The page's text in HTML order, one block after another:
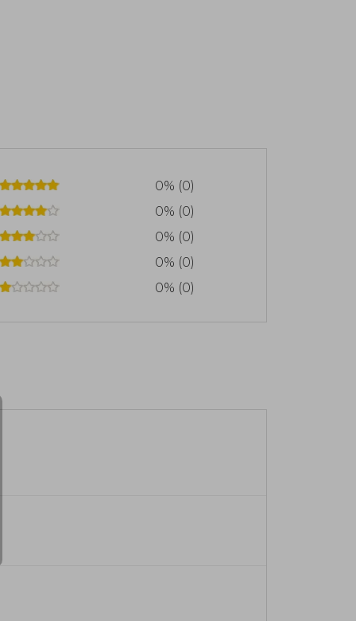
0% (0)
0% (0)
0% (0)
0% (0)
0% (0)